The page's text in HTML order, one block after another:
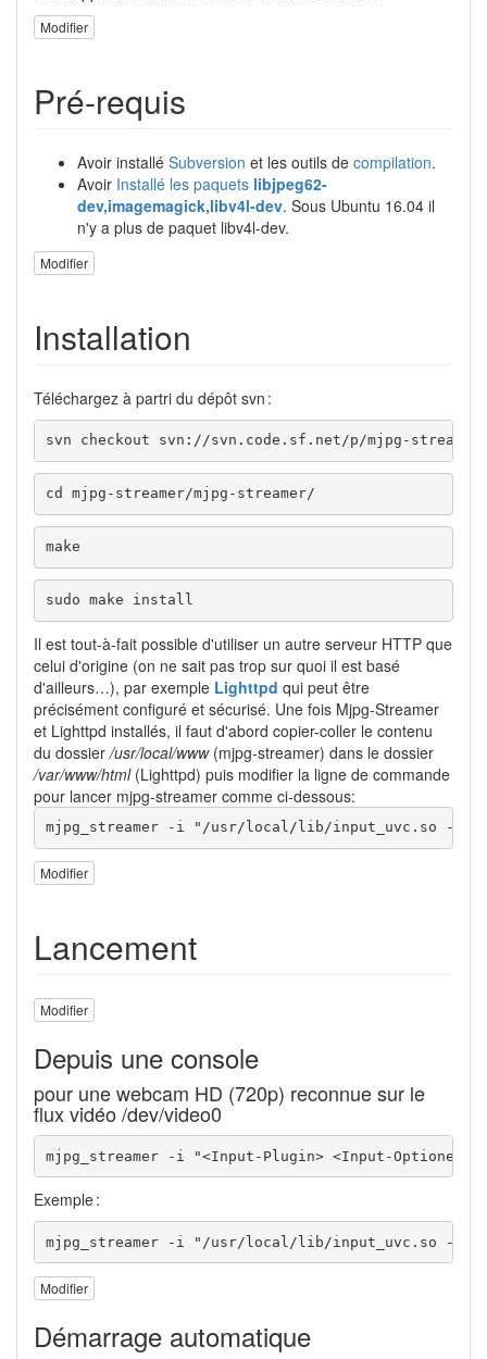
Modifier
Pré-requis
Avoir installé Subversion et les outils de compilation.
Avoir Installé les paquets libjpeg62-
dev,imagemagick,libv4l-dev. Sous Ubuntu 16.04 il
n'y a plus de paquet libv4l-dev.
Modifier
Installation
Téléchargez à partri du dépôt svn :
svn checkout svn: //svn.code.sf.net/p/mjpg-streamer
cd mjpg-streamer/mjpg-streamer/
make
sudo make install
Il est tout-à-fait possible d'utiliser un autre serveur HTTP que
celui d'origine (on ne sait pas trop sur quoi il est basé
d'ailleurs…), par exemple Lighttpd qui peut être
précisément configuré et sécurisé. Une fois Mjpg-Streamer
et Lighttpd installés, il faut d'abord copier-coller le contenu
du dossier/usr/local/www(mjpg-streamer) dans le dossier
/var/www/html(Lighttpd) puis modifier la ligne de commande
pour lancer mjpg-streamer comme ci-dessous:
mjpg_streamer -i "/usr/local/lib/input_uvc.so -d
Modifier
Lancement
Modifier
Depuis une console
pour une webcam HD (720p) reconnue sur le
flux vidéo /dev/video0
mjpg_streamer -i "<Input-Plugin> <Input-Optionen>"
Exemple :
mjpg_streamer -i "/usr/local/lib/input_uvc.so -d /
Modifier
Démarrage automatique